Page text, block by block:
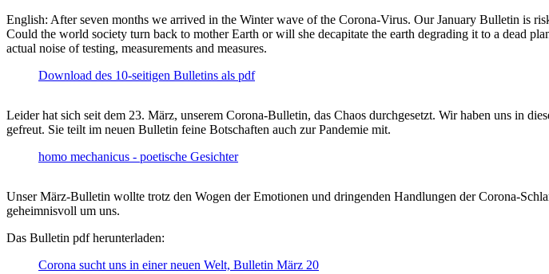
English: After seven months we arrived in the Winter wave of the Corona-Virus. Our January Bulletin is
Could the world society turn back to mother Earth or will she decapitate the earth degrading it to a dead
actual noise of testing, measurements and measures.
Download des 10-seitigen Bulletins als pdf
Leider hat sich seit dem 23. März, unserem Corona-Bulletin, das Chaos durchgesetzt. Wir haben uns in
gefreut. Sie teilt im neuen Bulletin feine Botschaften auch zur Pandemie mit.
homo mechanicus - poetische Gesichter
Unser März-Bulletin wollte trotz den Wogen der Emotionen und dringenden Handlungen der Corona-
geheimnisvoll um uns.
Das Bulletin pdf herunterladen:
Corona sucht uns in einer neuen Welt, Bulletin März 20